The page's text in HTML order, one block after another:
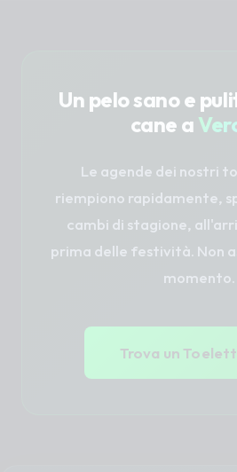
Un pelo sano e
cane a
Le agende dei nostri
riempiono rapidamente,
cambi di stagione,
prima delle festività. Non
momento.
Trova un